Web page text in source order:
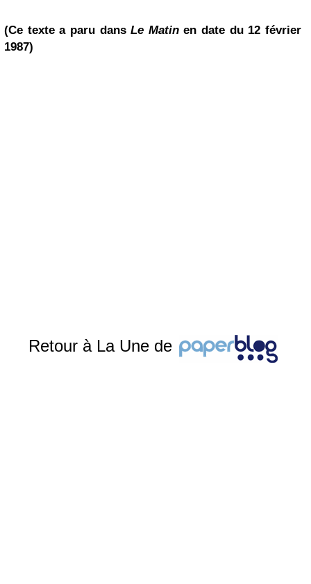
(Ce texte a paru dansLe Matinen date du 12 février
1987)
Retour à La Une de